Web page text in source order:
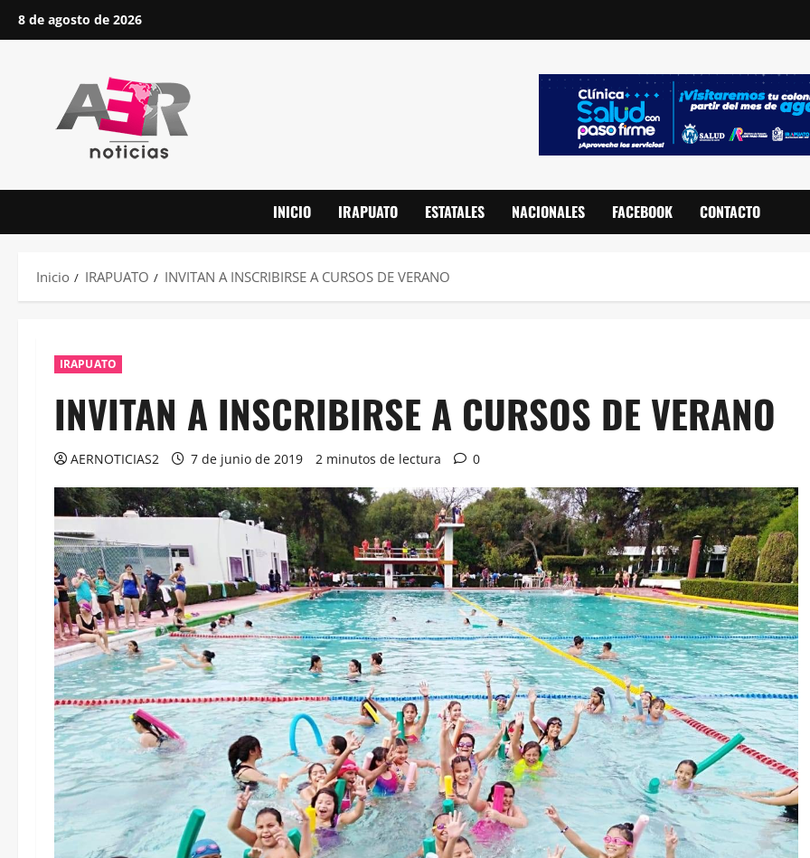
Saltar8 de agosto de 2026
INICIO IRAPUATO ESTATALES NACIONALES FACEBOOK CONTACTO
Inicio IRAPUATO INVITAN A INSCRIBIRSE A CURSOS DE VERANO
IRAPUATO
INVITAN A INSCRIBIRSE A CURSOS DE VERANO
AERNOTICIAS2 7 de junio de 2019 2 minutos de lectura 0